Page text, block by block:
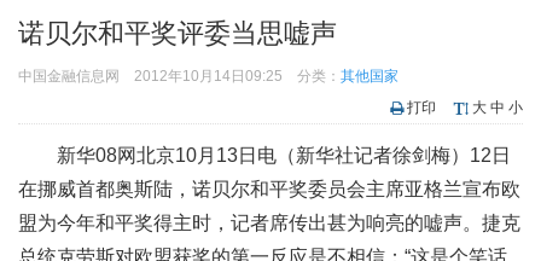
诺贝尔和平奖评委当思嘘声
中国金融信息网 2012年10月14日09:25 分类： 其他国家
打印
大 中 小
新华08网北京10月13日电（新华社记者徐剑梅）12日
在挪威首都奥斯陆，诺贝尔和平奖委员会主席亚格兰宣布欧
盟为今年和平奖得主时，记者席传出甚为响亮的嘘声。捷克
总统克劳斯对欧盟获奖的第一反应是不相信：“这是个笑话